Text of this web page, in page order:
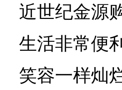
近世纪金源
生活非常便
笑容一样灿